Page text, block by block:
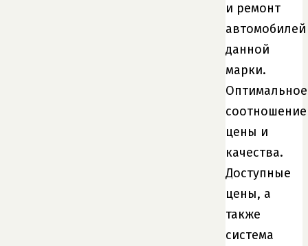
и ремонт
автомобилей
данной
марки.
Оптимальное
соотношение
цены и
качества.
Доступные
цены, а
также
система